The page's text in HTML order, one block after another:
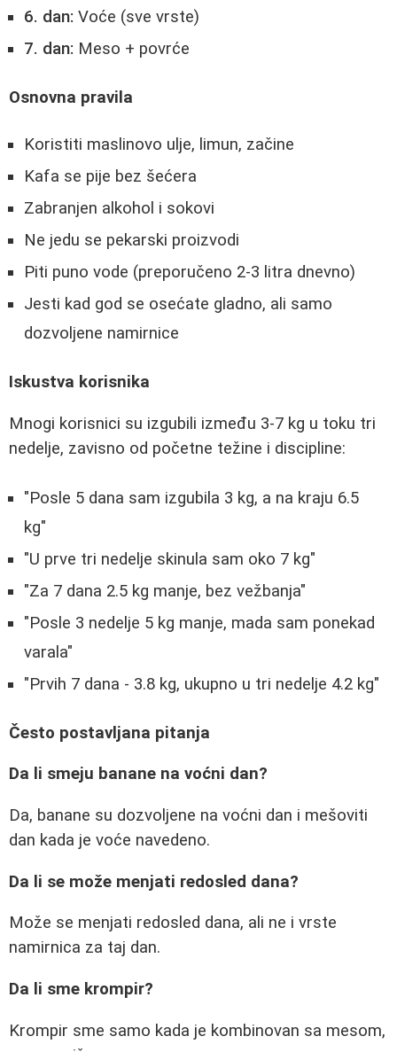
6. dan: Voće (sve vrste)
7. dan: Meso + povrće
Osnovna pravila
Koristiti maslinovo ulje, limun, začine
Kafa se pije bez šećera
Zabranjen alkohol i sokovi
Ne jedu se pekarski proizvodi
Piti puno vode (preporučeno 2-3 litra dnevno)
Jesti kad god se osećate gladno, ali samo
dozvoljene namirnice
Iskustva korisnika
Mnogi korisnici su izgubili između 3-7 kg u toku tri
nedelje, zavisno od početne težine i discipline:
"Posle 5 dana sam izgubila 3 kg, a na kraju 6.5
kg"
"U prve tri nedelje skinula sam oko 7 kg"
"Za 7 dana 2.5 kg manje, bez vežbanja"
"Posle 3 nedelje 5 kg manje, mada sam ponekad
varala"
"Prvih 7 dana - 3.8 kg, ukupno u tri nedelje 4.2 kg"
Često postavljana pitanja
Da li smeju banane na voćni dan?
Da, banane su dozvoljene na voćni dan i mešoviti
dan kada je voće navedeno.
Da li se može menjati redosled dana?
Može se menjati redosled dana, ali ne i vrste
namirnica za taj dan.
Da li sme krompir?
Krompir sme samo kada je kombinovan sa mesom,